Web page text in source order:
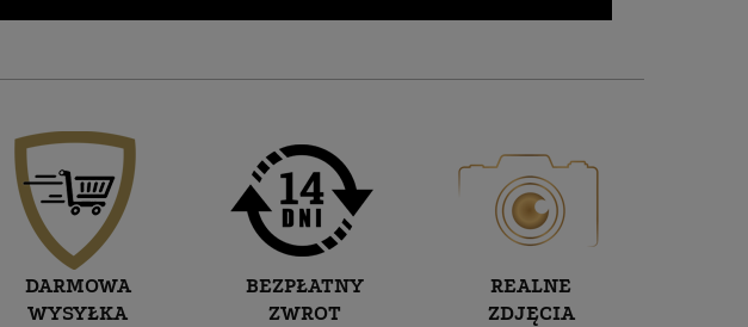
DARMOWA
WYSYŁKA
BEZPŁATNY
ZWROT
REALNE
ZDJĘCIA